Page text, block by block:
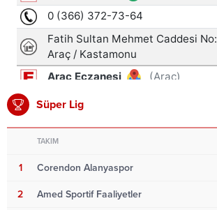
Süper Lig
TAKIM
1 Corendon Alanyaspor
2 Amed Sportif Faaliyetler